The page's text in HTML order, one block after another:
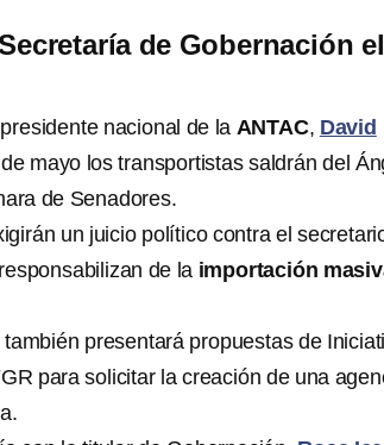
de Gobernación
nacional de la ANTAC, David
mayo los transportistas saldrán del
de Senadores.
un juicio político contra el
de la importación
presentará propuestas de
para solicitar la creación de una